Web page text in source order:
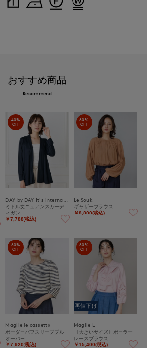
おすすめ商品
Recommend
40%
OFF
ミドル丈ニュアンスカーデ
ィガン
￥7,788(税込)
60%
OFF
Le Souk
ギャザーブラウス
￥8,800(税込)
60%
OFF
Maglie le cassetto
ボーダーパフスリーブプル
オーバー
￥7,920(税込)
60%
OFF
再値下げ
Maglie L
《大きいサイズ》ボーラー
レースブラウス
￥15,400(税込)